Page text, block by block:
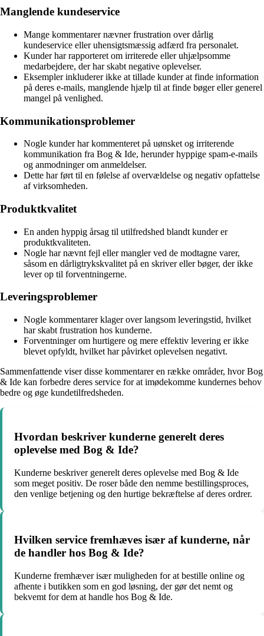
Manglende kundeservice
Mange kommentarer nævner frustration over dårlig
kundeservice eller uhensigtsmæssig adfærd fra personalet.
Kunder har rapporteret om irriterede eller uhjælpsomme
medarbejdere, der har skabt negative oplevelser.
Eksempler inkluderer ikke at tillade kunder at finde information
på deres e-mails, manglende hjælp til at finde bøger eller generel
mangel på venlighed.
Kommunikationsproblemer
Nogle kunder har kommenteret på uønsket og irriterende
kommunikation fra Bog & Ide, herunder hyppige spam-e-mails
og anmodninger om anmeldelser.
Dette har ført til en følelse af overvældelse og negativ opfattelse
af virksomheden.
Produktkvalitet
En anden hyppig årsag til utilfredshed blandt kunder er
produktkvaliteten.
Nogle har nævnt fejl eller mangler ved de modtagne varer,
såsom en dårligtrykskvalitet på en skriver eller bøger, der ikke
lever op til forventningerne.
Leveringsproblemer
Nogle kommentarer klager over langsom leveringstid, hvilket
har skabt frustration hos kunderne.
Forventninger om hurtigere og mere effektiv levering er ikke
blevet opfyldt, hvilket har påvirket oplevelsen negativt.
Sammenfattende viser disse kommentarer en række områder, hvor Bog
& Ide kan forbedre deres service for at imødekomme kundernes behov
bedre og øge kundetilfredsheden.
Hvordan beskriver kunderne generelt deres
oplevelse med Bog & Ide?
Kunderne beskriver generelt deres oplevelse med Bog & Ide
som meget positiv. De roser både den nemme bestillingsproces,
den venlige betjening og den hurtige bekræftelse af deres ordrer.
Hvilken service fremhæves især af kunderne, når
de handler hos Bog & Ide?
Kunderne fremhæver især muligheden for at bestille online og
afhente i butikken som en god løsning, der gør det nemt og
bekvemt for dem at handle hos Bog & Ide.